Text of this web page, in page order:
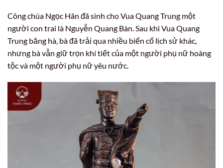
Công chúa Ngọc Hân đã sinh cho Vua Quang Trung một
người con trai là Nguyễn Quang Bàn. Sau khi Vua Quang
Trung băng hà, bà đã trải qua nhiều biến cố lịch sử khác,
nhưng bà vẫn giữ trọn khí tiết của một người phụ nữ hoàng
tộc và một người phụ nữ yêu nước.